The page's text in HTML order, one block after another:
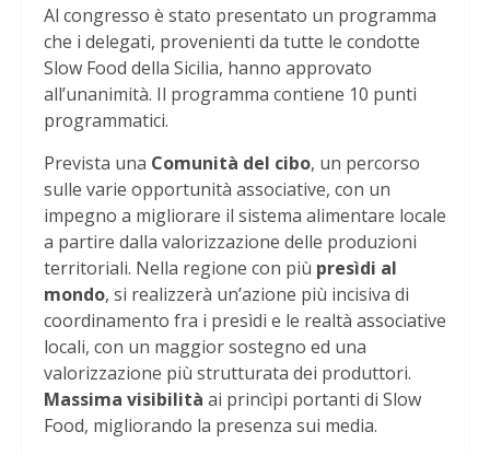
Al congresso è stato presentato un programma
che i delegati, provenienti da tutte le condotte
Slow Food della Sicilia, hanno approvato
all’unanimità. Il programma contiene 10 punti
programmatici.
Prevista una Comunità del cibo, un percorso
sulle varie opportunità associative, con un
impegno a migliorare il sistema alimentare locale
a partire dalla valorizzazione delle produzioni
territoriali. Nella regione con più presìdi al
mondo, si realizzerà un’azione più incisiva di
coordinamento fra i presìdi e le realtà associative
locali, con un maggior sostegno ed una
valorizzazione più strutturata dei produttori.
Massima visibilità ai princìpi portanti di Slow
Food, migliorando la presenza sui media.